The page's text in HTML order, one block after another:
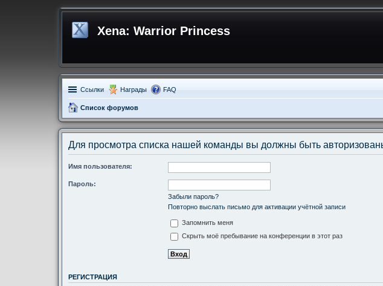
Xena: Warrior Princess
Ссылки Награды FAQ
Список форумов
Для просмотра списка нашей команды вы должны быть
Имя пользователя:
Пароль:
Забыли пароль?
Повторно выслать письмо для активации учётной записи
Запомнить меня
Скрыть моё пребывание на конференции в этот раз
РЕГИСТРАЦИЯ